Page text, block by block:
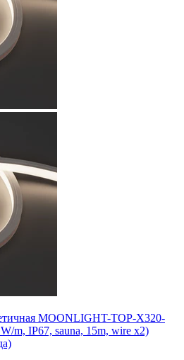
MOONLIGHT-TOP-X320-
m, IP67, sauna, 15m, wire x2)